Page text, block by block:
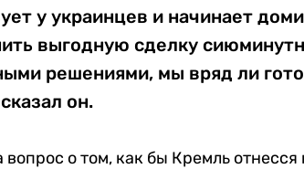
у украинцев и начинает
выгодную сделку
решениями, мы вряд ли
он.
вопрос о том, как бы Кремль отнесся